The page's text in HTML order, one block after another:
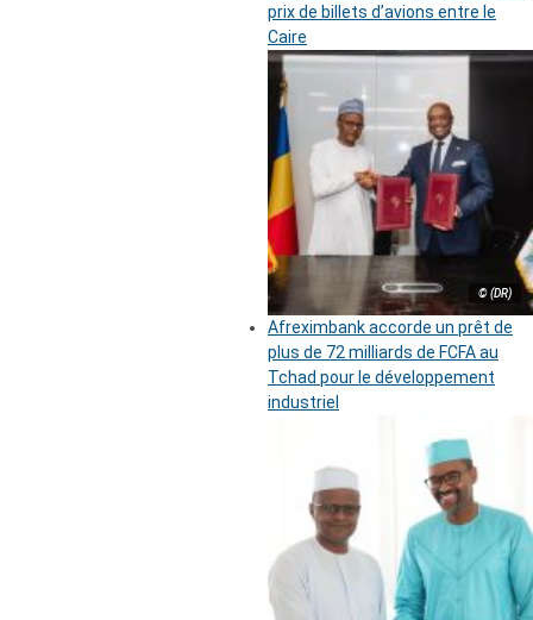
prix de billets d’avions entre le
Caire
© (DR)
Afreximbank accorde un prêt de
plus de 72 milliards de FCFA au
Tchad pour le développement
industriel